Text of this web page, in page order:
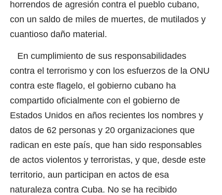
horrendos de agresión contra el pueblo cubano,
con un saldo de miles de muertes, de mutilados y
cuantioso daño material.
En cumplimiento de sus responsabilidades
contra el terrorismo y con los esfuerzos de la ONU
contra este flagelo, el gobierno cubano ha
compartido oficialmente con el gobierno de
Estados Unidos en años recientes los nombres y
datos de 62 personas y 20 organizaciones que
radican en este país, que han sido responsables
de actos violentos y terroristas, y que, desde este
territorio, aun participan en actos de esa
naturaleza contra Cuba. No se ha recibido